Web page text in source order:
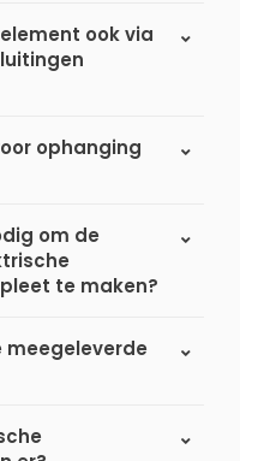
ook via
ophanging
om de
te maken?
meegeleverde